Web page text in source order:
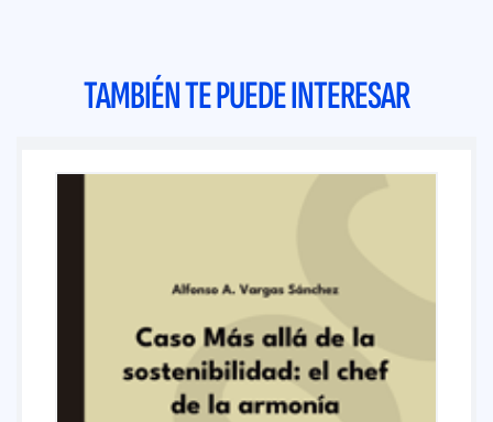
TAMBIÉN TE PUEDE INTERESAR